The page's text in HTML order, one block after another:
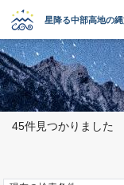
星降る中部高地の
45件見つかりました